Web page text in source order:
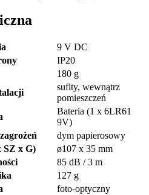
9 V DC
IP20
180 g
sufity, wewnątrz
pomieszczeń
Bateria (1 x 6LR61
9V)
dym papierosowy
SZ x G)
ø107 x 35 mm
85 dB / 3 m
127 g
foto-optyczny